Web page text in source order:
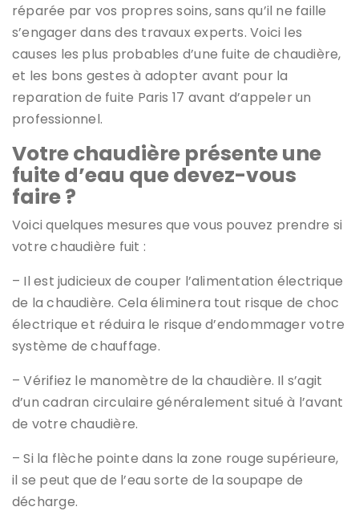
réparée par vos propres soins, sans qu’il ne faille
s’engager dans des travaux experts. Voici les
causes les plus probables d’une fuite de chaudière,
et les bons gestes à adopter avant pour la
reparation de fuite Paris 17 avant d’appeler un
professionnel.
Votre chaudière présente une
fuite d’eau que devez-vous
faire ?
Voici quelques mesures que vous pouvez prendre si
votre chaudière fuit :
– Il est judicieux de couper l’alimentation électrique
de la chaudière. Cela éliminera tout risque de choc
électrique et réduira le risque d’endommager votre
système de chauffage.
– Vérifiez le manomètre de la chaudière. Il s’agit
d’un cadran circulaire généralement situé à l’avant
de votre chaudière.
– Si la flèche pointe dans la zone rouge supérieure,
il se peut que de l’eau sorte de la soupape de
décharge.